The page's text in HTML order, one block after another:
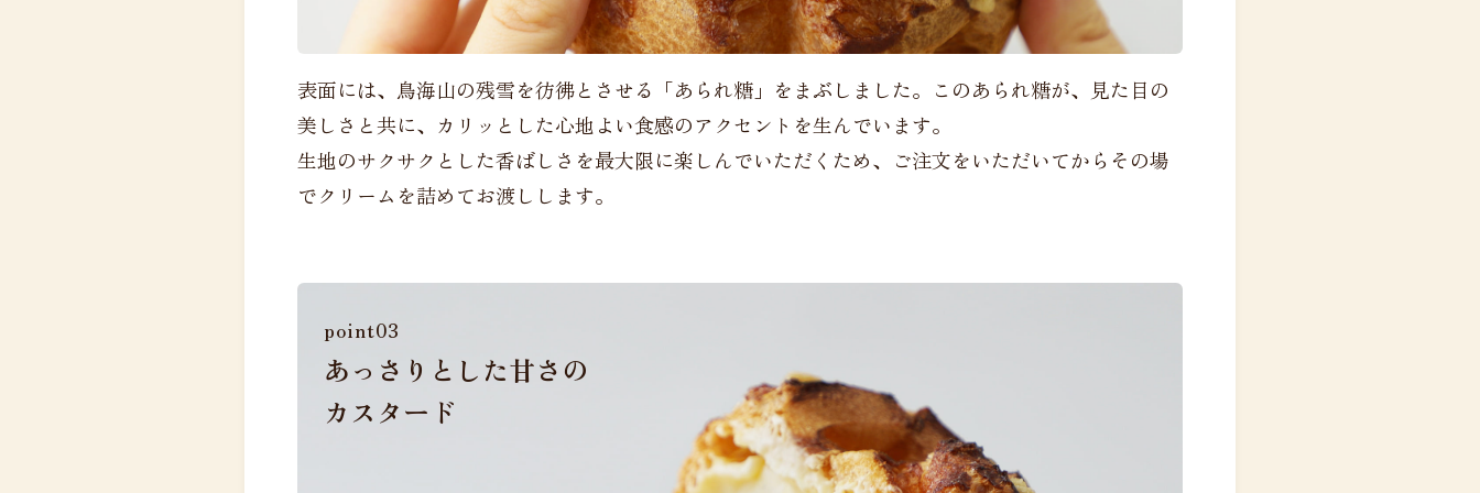
表面には、鳥海山の残雪を彷彿とさせる「あられ糖」をまぶしました。このあられ糖が、見た目の
美しさと共に、カリッとした心地よい食感のアクセントを生んでいます。
生地のサクサクとした香ばしさを最大限に楽しんでいただくため、ご注文をいただいてからその場
でクリームを詰めてお渡しします。
point03
あっさりとした甘さの
カスタード